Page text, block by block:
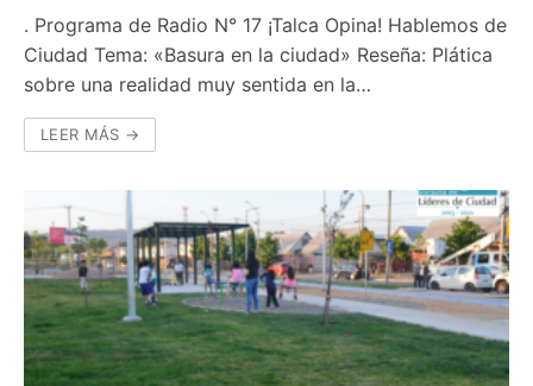
. Programa de Radio N° 17 ¡Talca Opina! Hablemos de
Ciudad Tema: «Basura en la ciudad» Reseña: Plática
sobre una realidad muy sentida en la…
LEER MÁS →